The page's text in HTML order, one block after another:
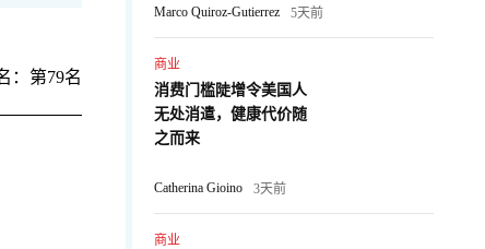
：第79名
Marco Quiroz-Gutierrez 5天前
商业
消费门槛陡增令美国人
无处消遣，健康代价随
之而来
Catherina Gioino 3天前
商业